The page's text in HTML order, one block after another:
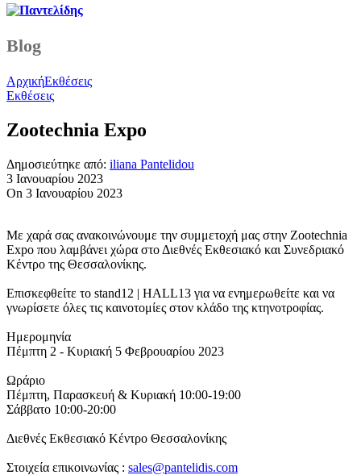
Blog
ΑρχικήΕκθέσεις
Εκθέσεις
Zootechnia Expo
Δημοσιεύτηκε από: iliana Pantelidou
3 Ιανουαρίου 2023
On 3 Ιανουαρίου 2023
Με χαρά σας ανακοινώνουμε την συμμετοχή μας στην Zootechnia
Expo που λαμβάνει χώρα στο Διεθνές Εκθεσιακό και Συνεδριακό
Κέντρο της Θεσσαλονίκης.
Επισκεφθείτε το stand12 | HALL13 για να ενημερωθείτε και να
γνωρίσετε όλες τις καινοτομίες στον κλάδο της κτηνοτροφίας.
Ημερομηνία
Πέμπτη 2 - Κυριακή 5 Φεβρουαρίου 2023
Ωράριο
Πέμπτη, Παρασκευή & Κυριακή 10:00-19:00
Σάββατο 10:00-20:00
Διεθνές Εκθεσιακό Κέντρο Θεσσαλονίκης
Στοιχεία επικοινωνίας : sales@pantelidis.com